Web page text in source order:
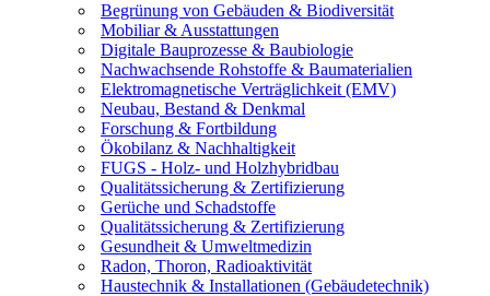
Begrünung von Gebäuden & Biodiversität
Mobiliar & Ausstattungen
Digitale Bauprozesse & Baubiologie
Nachwachsende Rohstoffe & Baumaterialien
Elektromagnetische Verträglichkeit (EMV)
Neubau, Bestand & Denkmal
Forschung & Fortbildung
Ökobilanz & Nachhaltigkeit
FUGS - Holz- und Holzhybridbau
Qualitätssicherung & Zertifizierung
Gerüche und Schadstoffe
Qualitätssicherung & Zertifizierung
Gesundheit & Umweltmedizin
Radon, Thoron, Radioaktivität
Haustechnik & Installationen (Gebäudetechnik)